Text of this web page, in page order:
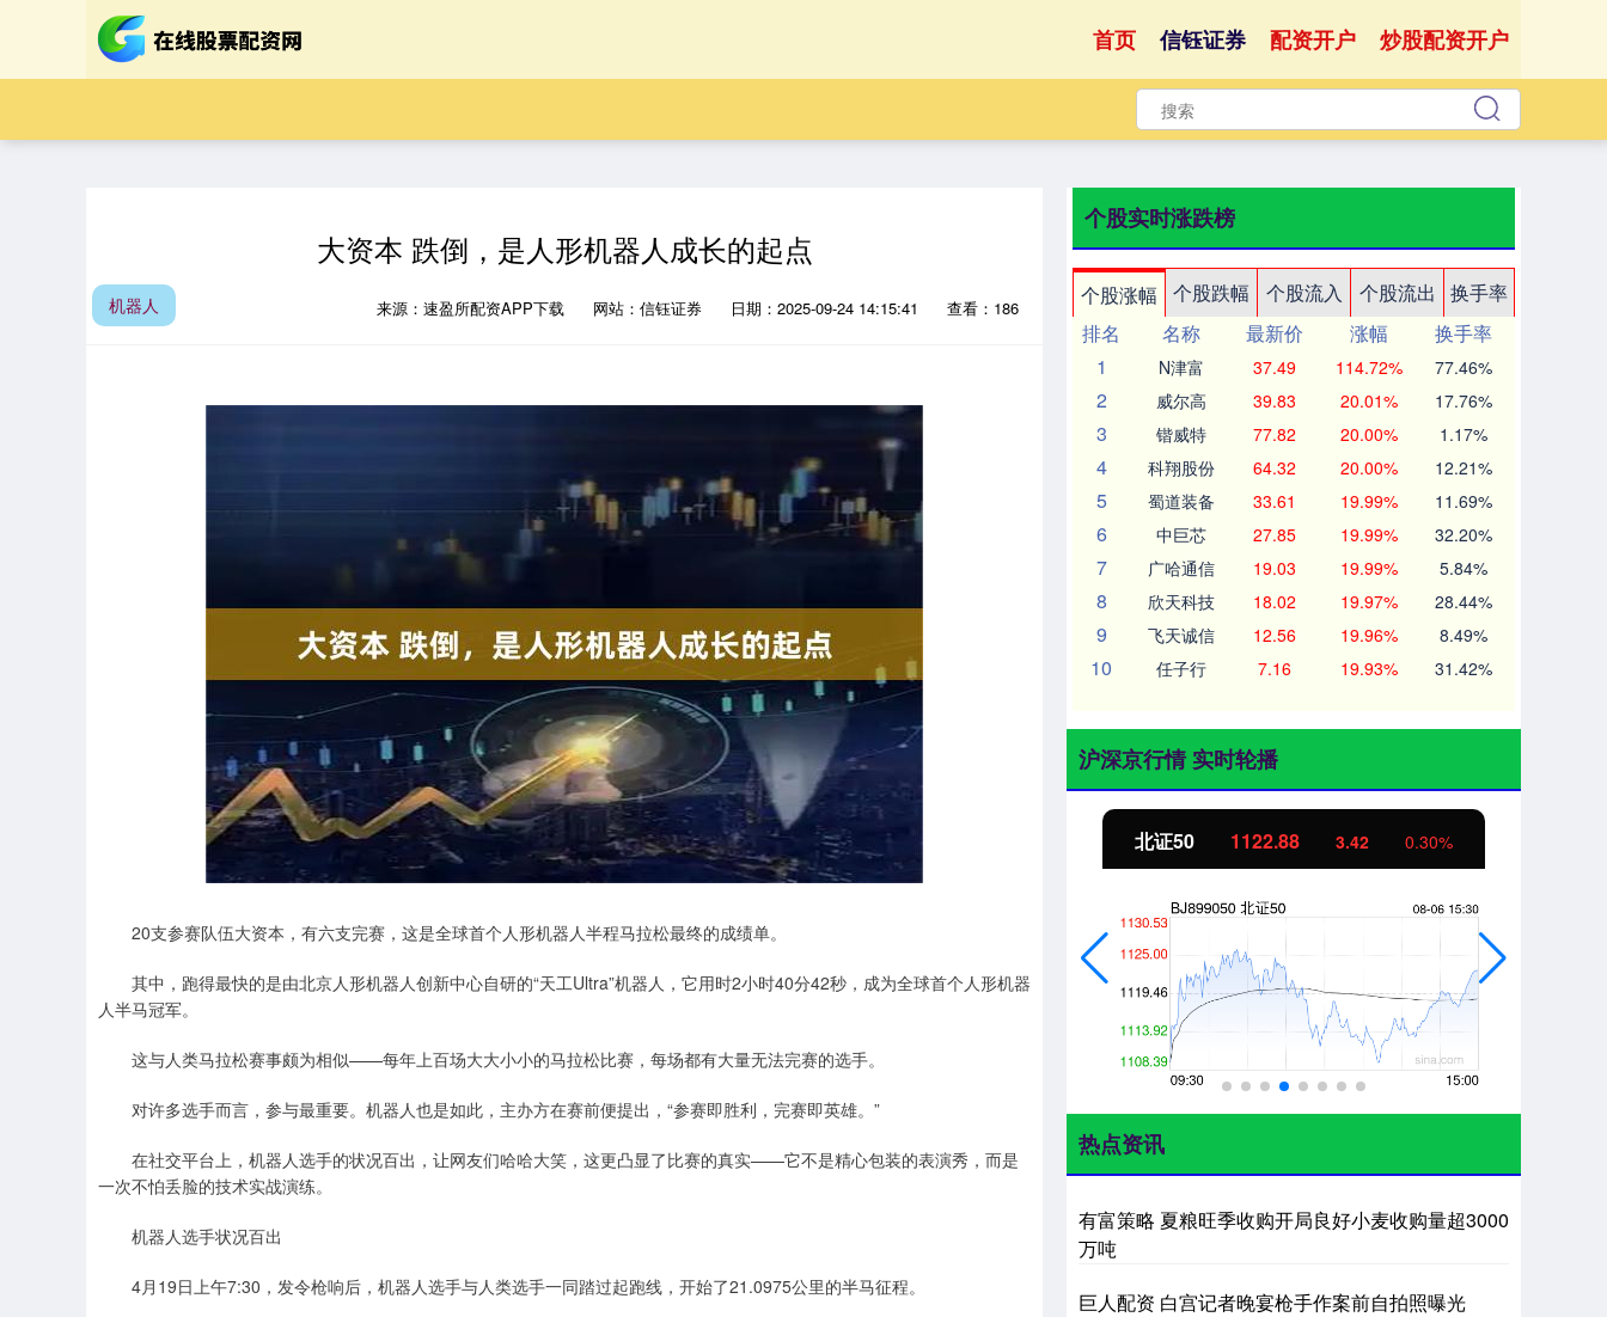
首页 信钰证券 配资开户 炒股配资开户
大资本 跌倒，是人形机器人成长的起点
机器人 来源：速盈所配资APP下载 网站：信钰证券 日期：2025-09-24 14:15:41 查看：186
20支参赛队伍大资本，有六支完赛，这是全球首个人形机器人半程马拉松最终的成绩单。
其中，跑得最快的是由北京人形机器人创新中心自研的“天工Ultra”机器人，它用时2小时40分42秒，成为全球首个人形机器
人半马冠军。
这与人类马拉松赛事颇为相似——每年上百场大大小小的马拉松比赛，每场都有大量无法完赛的选手。
对许多选手而言，参与最重要。机器人也是如此，主办方在赛前便提出，“参赛即胜利，完赛即英雄。”
在社交平台上，机器人选手的状况百出，让网友们哈哈大笑，这更凸显了比赛的真实——它不是精心包装的表演秀，而是
一次不怕丢脸的技术实战演练。
机器人选手状况百出
4月19日上午7:30，发令枪响后，机器人选手与人类选手一同踏过起跑线，开始了21.0975公里的半马征程。
个股实时涨跌榜
个股涨幅 个股跌幅 个股流入 个股流出
换手率
排名
名称 最新价 涨幅
换手率
1
N津富 37.49 114.72% 77.46%
2 威尔高 39.83 20.01% 17.76%
3 锴威特 77.82 20.00% 1.17%
4 科翔股份 64.32 20.00% 12.21%
5 蜀道装备 33.61 19.99% 11.69%
6 中巨芯 27.85 19.99% 32.20%
7 广哈通信 19.03 19.99% 5.84%
8 欣天科技 18.02 19.97% 28.44%
9 飞天诚信 12.56 19.96% 8.49%
10 任子行 7.16 19.93% 31.42%
沪深京行情 实时轮播
深证成指 14110.12 -34.08 -0.24% 沪深300 4651.31 -6.85 北证50 1122.88 3.42 0.30%
热点资讯
有富策略 夏粮旺季收购开局良好小麦收购量超3000
万吨
巨人配资 白宫记者晚宴枪手作案前自拍照曝光